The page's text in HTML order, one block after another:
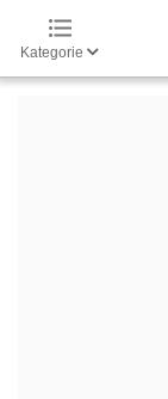
Kategorie